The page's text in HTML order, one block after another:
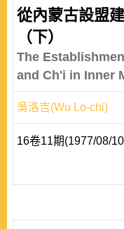
從內蒙古設盟
（下）
The
and Ch'i in Inner
吳洛吉(Wu Lo-chi)
16卷11期(1977/08/